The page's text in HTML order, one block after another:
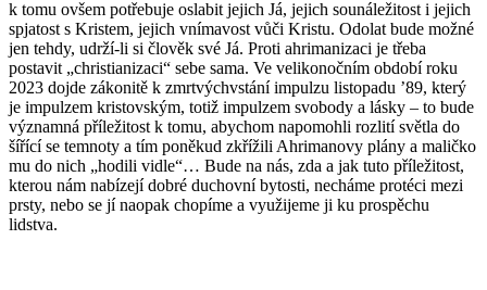
k tomu ovšem potřebuje oslabit jejich Já, jejich sounáležitost i jejich
spjatost s Kristem, jejich vnímavost vůči Kristu. Odolat bude možné
jen tehdy, udrží-li si člověk své Já. Proti ahrimanizaci je třeba
postavit „christianizaci“ sebe sama. Ve velikonočním období roku
2023 dojde zákonitě k zmrtvýchvstání impulzu listopadu ʼ89, který
je impulzem kristovským, totiž impulzem svobody a lásky – to bude
významná příležitost k tomu, abychom napomohli rozlití světla do
šířící se temnoty a tím poněkud zkřížili Ahrimanovy plány a maličko
mu do nich „hodili vidle“… Bude na nás, zda a jak tuto příležitost,
kterou nám nabízejí dobré duchovní bytosti, necháme protéci mezi
prsty, nebo se jí naopak chopíme a využijeme ji ku prospěchu
lidstva.